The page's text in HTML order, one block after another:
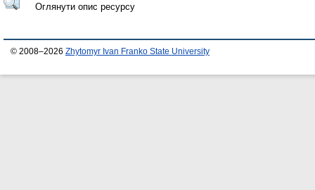
Оглянути опис ресурсу
© 2008–2026 Zhytomyr Ivan Franko State University